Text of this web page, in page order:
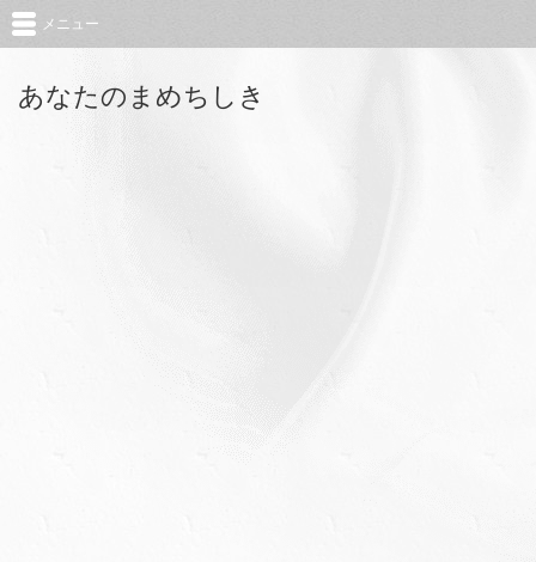
あなたのまめちしき
メニュー